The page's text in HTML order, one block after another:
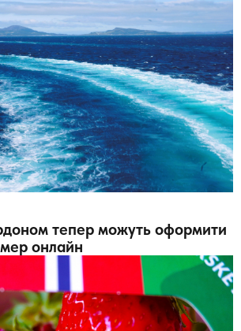
тепер можуть оформити
онлайн